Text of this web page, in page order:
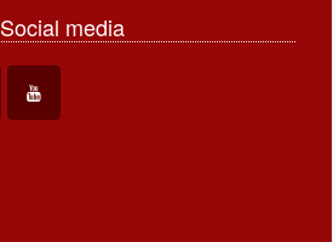
Social media